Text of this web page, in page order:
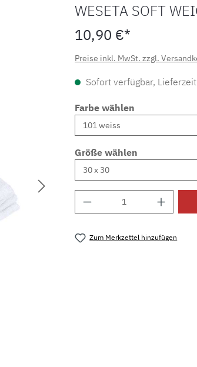
WESETA SOFT
10,90 €*
Preise inkl. MwSt. zzgl.
Sofort verfügbar,
Farbe wählen
Größe wählen
Produkt Anzahl:
Zum Merkzettel hinzufügen